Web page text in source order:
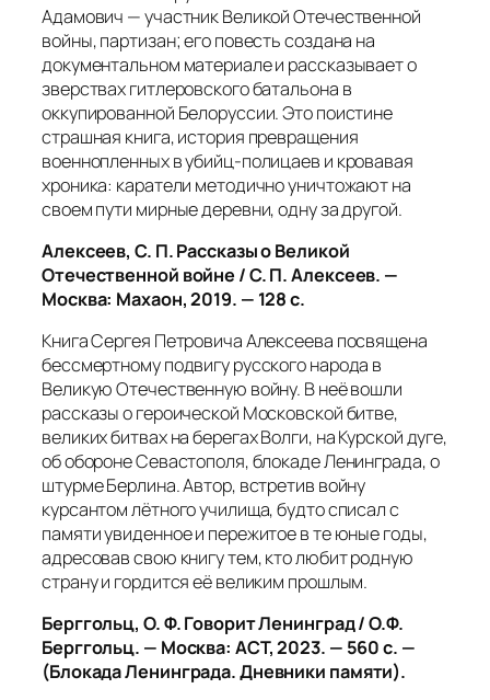
Адамович — участник Великой Отечественной
войны, партизан; его повесть создана на
документальном материале и рассказывает о
зверствах гитлеровского батальона в
оккупированной Белоруссии. Это поистине
страшная книга, история превращения
военнопленных в убийц-полицаев и кровавая
хроника: каратели методично уничтожают на
своем пути мирные деревни, одну за другой.
Алексеев, С. П. Рассказы о Великой
Отечественной войне / С. П. Алексеев. —
Москва: Махаон, 2019. — 128 с.
Книга Сергея Петровича Алексеева посвящена
бессмертному подвигу русского народа в
Великую Отечественную войну. В неё вошли
рассказы о героической Московской битве,
великих битвах на берегах Волги, на Курской дуге,
об обороне Севастополя, блокаде Ленинграда, о
штурме Берлина. Автор, встретив войну
курсантом лётного училища, будто списал с
памяти увиденное и пережитое в те юные годы,
адресовав свою книгу тем, кто любит родную
страну и гордится её великим прошлым.
Берггольц, О. Ф. Говорит Ленинград / О.Ф.
Берггольц. — Москва: АСТ, 2023. — 560 с. —
(Блокада Ленинграда. Дневники памяти).